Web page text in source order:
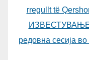
rregullt të
ИЗВЕСТУВАЊЕ
редовна сесија